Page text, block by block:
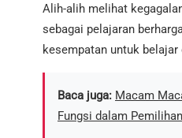
Alih-alih melihat
sebagai pelajaran
kesempatan untuk
Baca juga: Macam
Fungsi dalam